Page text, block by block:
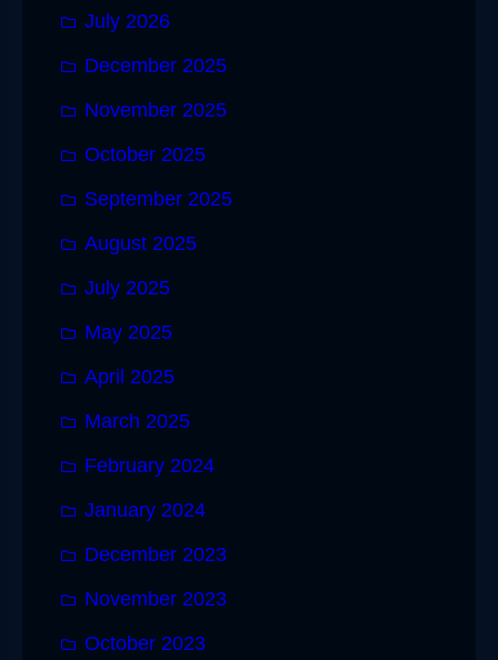
July 2026
December 2025
November 2025
October 2025
September 2025
August 2025
July 2025
May 2025
April 2025
March 2025
February 2024
January 2024
December 2023
November 2023
October 2023